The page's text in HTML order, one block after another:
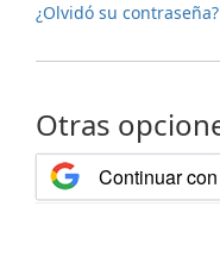
¿Olvidó su contraseña?
Otras
Continuar